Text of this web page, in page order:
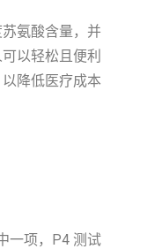
氨酸含量，并
以轻松且便利
降低医疗成本
一项，P4 测试